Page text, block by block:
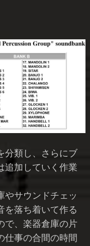
分類し、さらにブ
追加していく作業
やサウンドチェッ
を落ち着いて作る
で、楽器倉庫の片
仕事の合間の時間